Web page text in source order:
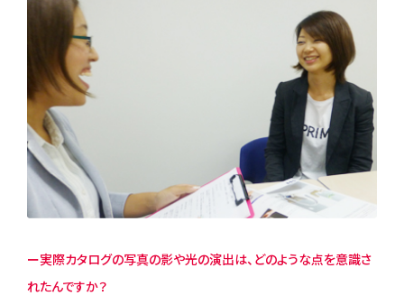
ー実際カタログの写真の影や光の演出は、どのような点を意識さ
れたんですか？